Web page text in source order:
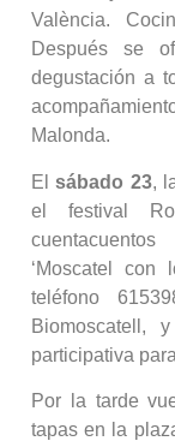
València.
Después se
degustación a
Malonda.
Elsábado 23,
el festival
‘Moscatel con
teléfono
Biomoscatell,
participativa
Por la tarde
tapas en la